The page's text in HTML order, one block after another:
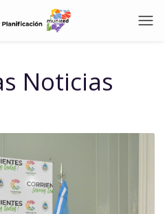
Noticias